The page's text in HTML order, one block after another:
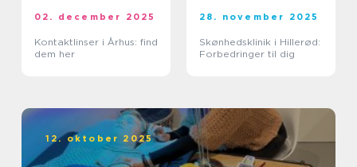
02. december 2025
Kontaktlinser i Århus: find
dem her
28. november 2025
Skønhedsklinik i Hillerød:
Forbedringer til dig
12. oktober 2025